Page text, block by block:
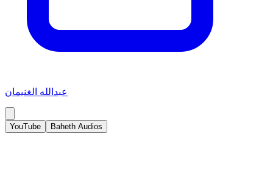
عبدالله الغنيمان
YouTube Baheth Audios